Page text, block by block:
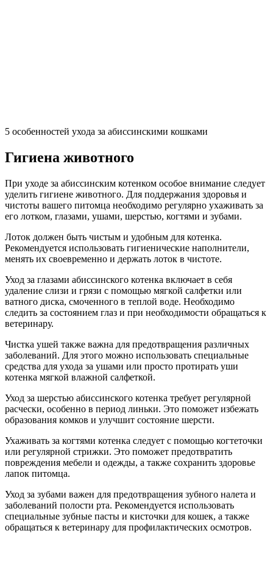
5 особенностей ухода за абиссинскими кошками
Гигиена животного
При уходе за абиссинским котенком особое внимание следует
уделить гигиене животного. Для поддержания здоровья и
чистоты вашего питомца необходимо регулярно ухаживать за
его лотком, глазами, ушами, шерстью, когтями и зубами.
Лоток должен быть чистым и удобным для котенка.
Рекомендуется использовать гигиенические наполнители,
менять их своевременно и держать лоток в чистоте.
Уход за глазами абиссинского котенка включает в себя
удаление слизи и грязи с помощью мягкой салфетки или
ватного диска, смоченного в теплой воде. Необходимо
следить за состоянием глаз и при необходимости обращаться к
ветеринару.
Чистка ушей также важна для предотвращения различных
заболеваний. Для этого можно использовать специальные
средства для ухода за ушами или просто протирать уши
котенка мягкой влажной салфеткой.
Уход за шерстью абиссинского котенка требует регулярной
расчески, особенно в период линьки. Это поможет избежать
образования комков и улучшит состояние шерсти.
Ухаживать за когтями котенка следует с помощью когтеточки
или регулярной стрижки. Это поможет предотвратить
повреждения мебели и одежды, а также сохранить здоровье
лапок питомца.
Уход за зубами важен для предотвращения зубного налета и
заболеваний полости рта. Рекомендуется использовать
специальные зубные пасты и кисточки для кошек, а также
обращаться к ветеринару для профилактических осмотров.